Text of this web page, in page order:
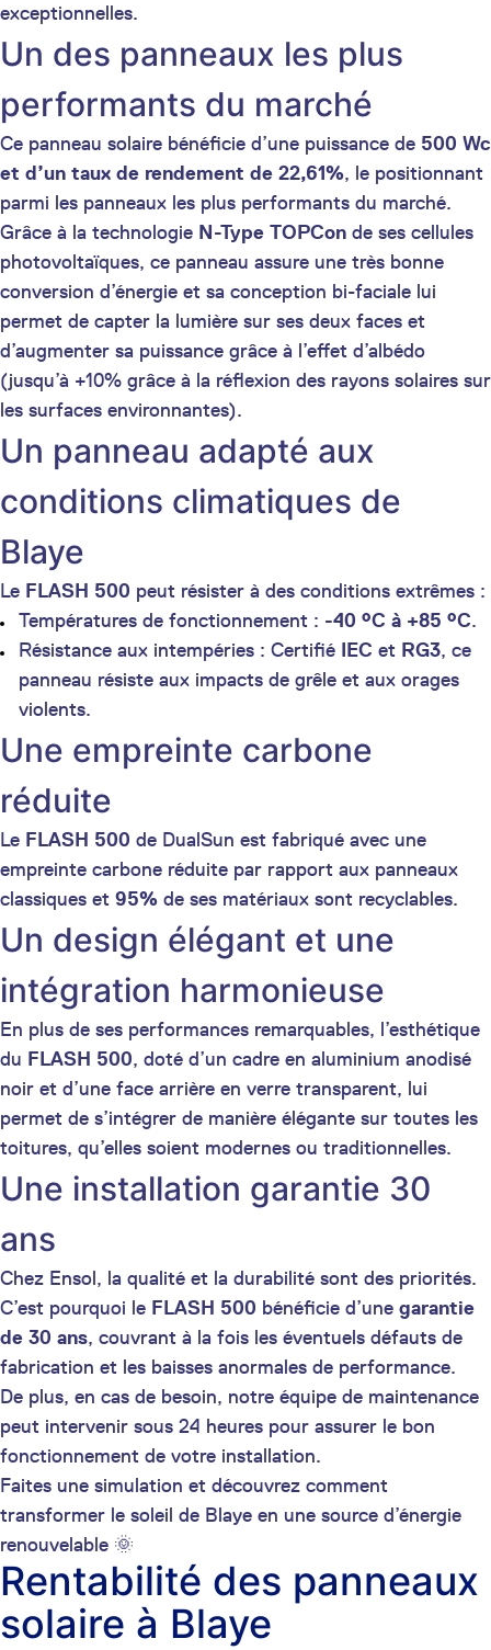
exceptionnelles.
Un des panneaux les plus
performants du marché
Ce panneau solaire bénéficie d’une puissance de 500 Wc
et d’un taux de rendement de 22,61%, le positionnant
parmi les panneaux les plus performants du marché.
Grâce à la technologie N-Type TOPCon de ses cellules
photovoltaïques, ce panneau assure une très bonne
conversion d’énergie et sa conception bi-faciale lui
permet de capter la lumière sur ses deux faces et
d’augmenter sa puissance grâce à l’effet d’albédo
(jusqu’à +10% grâce à la réflexion des rayons solaires sur
les surfaces environnantes).
Un panneau adapté aux
conditions climatiques de
Blaye
Le FLASH 500 peut résister à des conditions extrêmes :
Températures de fonctionnement : -40 °C à +85 °C.
Résistance aux intempéries : Certifié IEC et RG3, ce
panneau résiste aux impacts de grêle et aux orages
violents.
Une empreinte carbone
réduite
Le FLASH 500 de DualSun est fabriqué avec une
empreinte carbone réduite par rapport aux panneaux
classiques et 95% de ses matériaux sont recyclables.
Un design élégant et une
intégration harmonieuse
En plus de ses performances remarquables, l’esthétique
du FLASH 500, doté d’un cadre en aluminium anodisé
noir et d’une face arrière en verre transparent, lui
permet de s’intégrer de manière élégante sur toutes les
toitures, qu’elles soient modernes ou traditionnelles.
Une installation garantie 30
ans
Chez Ensol, la qualité et la durabilité sont des priorités.
C’est pourquoi le FLASH 500 bénéficie d’une garantie
de 30 ans, couvrant à la fois les éventuels défauts de
fabrication et les baisses anormales de performance.
De plus, en cas de besoin, notre équipe de maintenance
peut intervenir sous 24 heures pour assurer le bon
fonctionnement de votre installation.
Faites une simulation et découvrez comment
transformer le soleil de Blaye en une source d’énergie
renouvelable 🌞
Rentabilité des panneaux
solaire à Blaye